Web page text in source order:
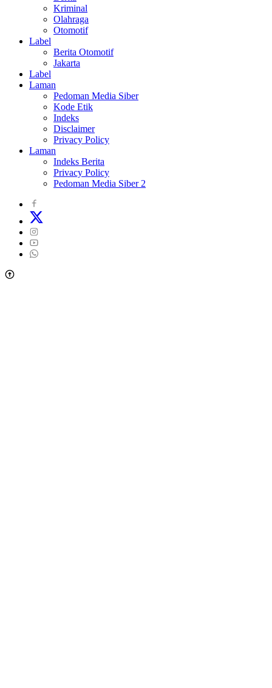
Kriminal
Olahraga
Otomotif
Label
Berita Otomotif
Jakarta
Label
Laman
Pedoman Media Siber
Kode Etik
Indeks
Disclaimer
Privacy Policy
Laman
Indeks Berita
Privacy Policy
Pedoman Media Siber 2